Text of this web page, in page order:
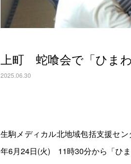
上町 蛇喰会で「ひま
2025.06.30
生駒メディカル北地域包括支援セ
年6月24日(火) 11時30分から「ひま